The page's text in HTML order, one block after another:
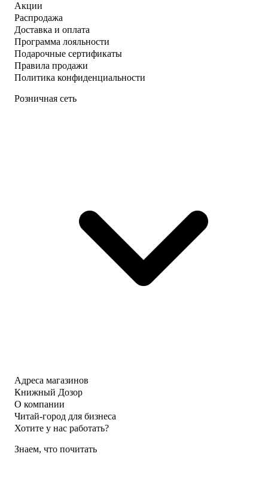
Акции
Распродажа
Доставка и оплата
Программа лояльности
Подарочные сертификаты
Правила продажи
Политика конфиденциальности
Розничная сеть
Адреса магазинов
Книжный Дозор
О компании
Читай-город для бизнеса
Хотите у нас работать?
Знаем, что почитать